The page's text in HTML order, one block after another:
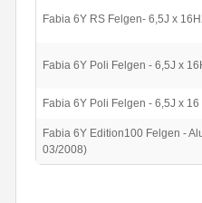
Fabia 6Y RS Felgen- 6,5J x
Fabia 6Y Poli Felgen - 6,5J x
Fabia 6Y Poli Felgen - 6,5J x
Fabia 6Y Edition100 Felgen -
03/2008)